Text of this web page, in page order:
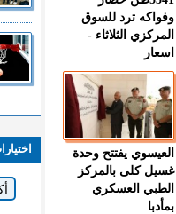
وفواكه ترد للسوق
المركزي الثلاثاء -
اسعار
العيسوي يفتتح وحدة
غسيل كلى بالمركز
الطبي العسكري
بمأدبا